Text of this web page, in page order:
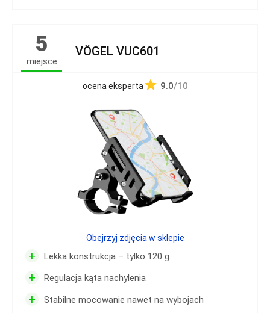
5
miejsce
VÖGEL VUC601
ocena eksperta 9.0/10
+ Lekka konstrukcja – tylko 120 g
+ Regulacja kąta nachylenia
+ Stabilne mocowanie nawet na wybojach
Obejrzyj zdjęcia w sklepie